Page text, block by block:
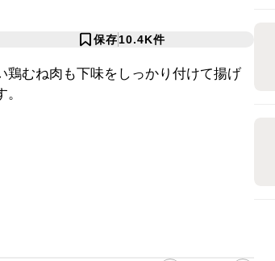
保存10.4K件
むね肉も下味をしっかり付けて揚げ